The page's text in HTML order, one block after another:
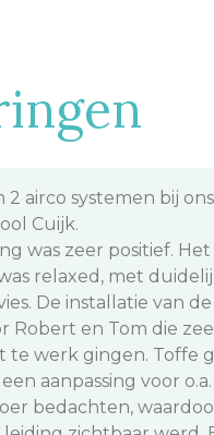
service. Nadat ik
aan mijn airco
monteurs (Roel en
een kwartier
verholpen en kon ik
een perfect werkende
van Opti-Cool.
 